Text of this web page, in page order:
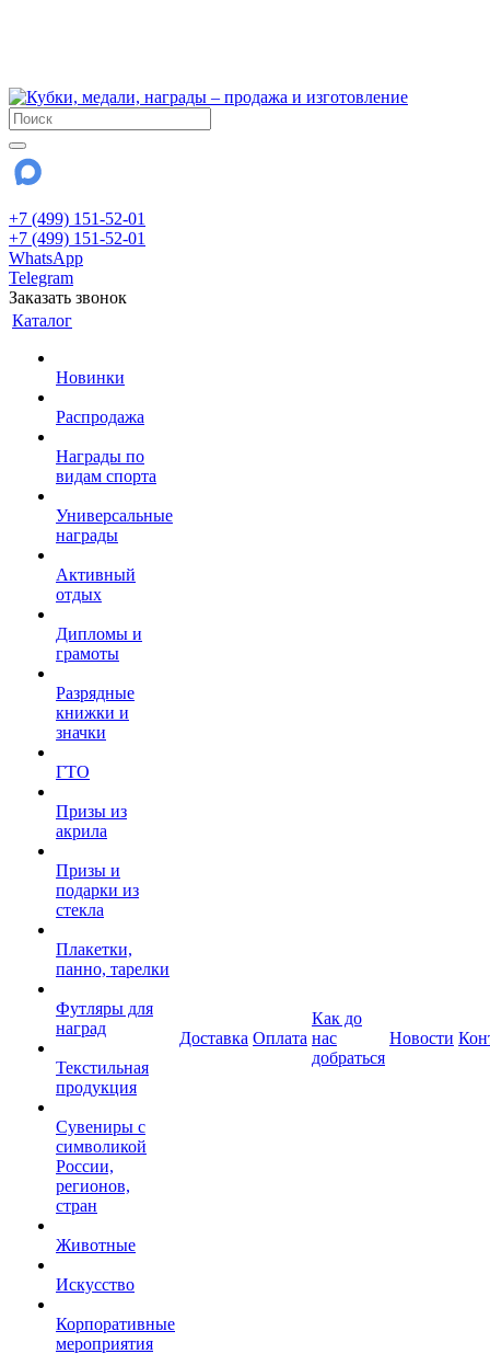
+7 (499) 151-52-01
+7 (499) 151-52-01
WhatsApp
Telegram
Заказать звонок
Каталог
Новинки
Распродажа
Награды по
видам спорта
Универсальные
награды
Активный
отдых
Дипломы и
грамоты
Разрядные
книжки и
значки
ГТО
Призы из
акрила
Призы и
подарки из
стекла
Плакетки,
панно, тарелки
Футляры для
наград
Текстильная
продукция
Сувениры с
символикой
России,
регионов,
стран
Животные
Искусство
Корпоративные
мероприятия
Доставка Оплата
Как до
нас
добраться
Новости